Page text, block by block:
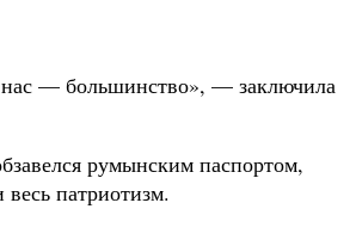
нас — большинство», — заключила
румынским паспортом,
патриотизм.